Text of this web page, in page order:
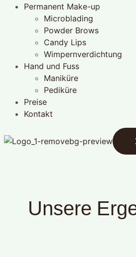
Permanent Make-up
Microblading
Powder Brows
Candy Lips
Wimpernverdichtung
Hand und Fuss
Maniküre
Pediküre
Preise
Kontakt
Unsere